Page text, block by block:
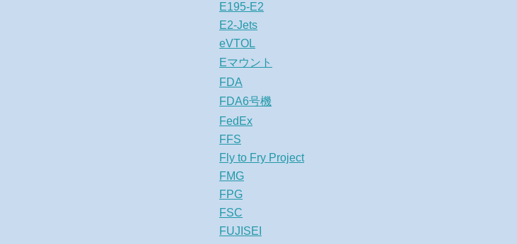
E195-E2
E2-Jets
eVTOL
Eマウント
FDA
FDA6号機
FedEx
FFS
Fly to Fry Project
FMG
FPG
FSC
FUJISEI